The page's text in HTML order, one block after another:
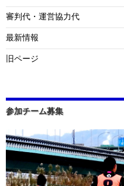
審判代・運営協力代
最新情報
旧ページ
参加チーム募集